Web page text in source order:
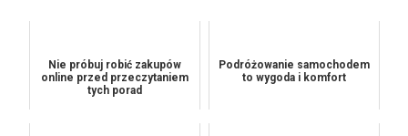
Nie próbuj robić zakupów
online przed przeczytaniem
tych porad
Podróżowanie samochodem
to wygoda i komfort